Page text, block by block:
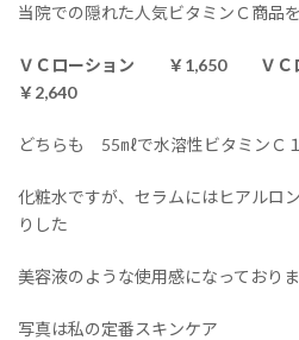
当院での隠れた人気ビタミンＣ商品
ＶＣローション ￥1,650 ＶＣ
￥2,640
どちらも 55㎖で水溶性ビタミンＣ
化粧水ですが、セラムにはヒアルロ
りした
美容液のような使用感になっておりま
写真は私の定番スキンケア